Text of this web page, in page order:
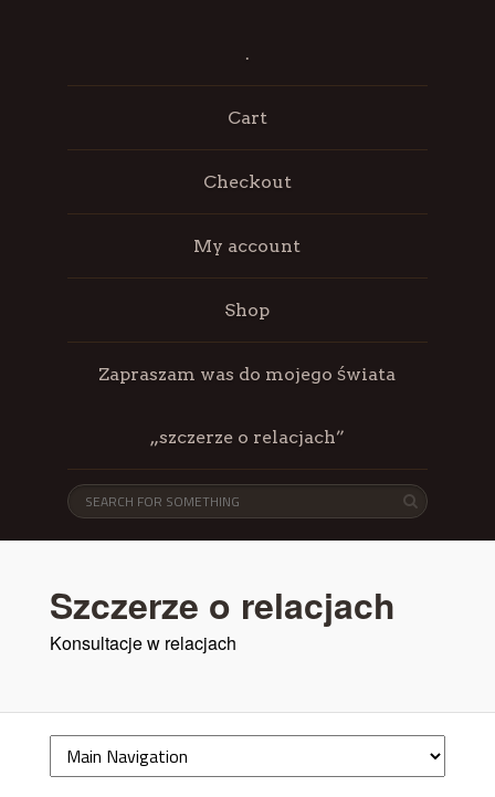
.
Cart
Checkout
My account
Shop
Zapraszam was do mojego świata
„szczerze o relacjach”
Szczerze o relacjach
Konsultacje w relacjach